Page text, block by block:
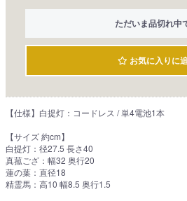
ただいま品切れ中
お気に入りに
【仕様】白提灯：コードレス / 単4電池1本
【サイズ 約cm】
白提灯：径27.5 長さ40
真菰ござ：幅32 奥行20
蓮の葉：直径18
精霊馬：高10 幅8.5 奥行1.5